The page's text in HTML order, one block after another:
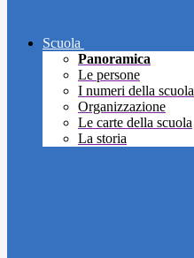
Scuola
Panoramica
Le persone
I numeri della scuola
Organizzazione
Le carte della scuola
La storia